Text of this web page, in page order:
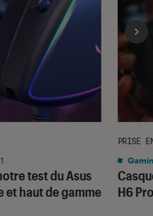
test du Asus
et haut de gamme
H6
PRISE